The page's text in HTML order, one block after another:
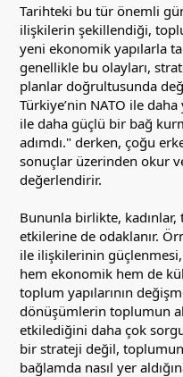
Tarihteki bu tür önemli
ilişkilerin şekillendiği,
yeni ekonomik yapılarla
genellikle bu olayları,
planlar doğrultusunda
Türkiye’nin NATO ile
ile daha güçlü bir bağ
adımdı." derken, çoğu
sonuçlar üzerinden okur
değerlendirir.
Bununla birlikte,
etkilerine de odaklanır.
ile ilişkilerinin
hem ekonomik hem de
toplum yapılarının
dönüşümlerin toplumun
etkilediğini daha çok
bir strateji değil,
bağlamda nasıl yer